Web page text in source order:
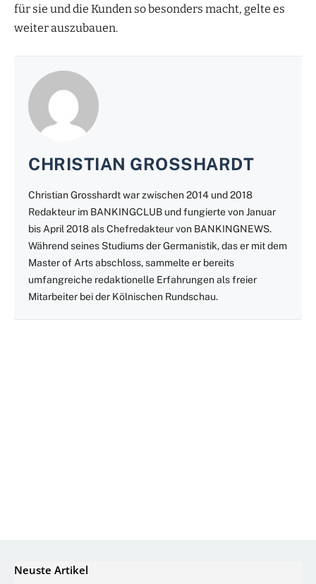
für sie und die Kunden so besonders macht, gelte es
weiter auszubauen.
CHRISTIAN GROSSHARDT
Christian Grosshardt war zwischen 2014 und 2018
Redakteur im BANKINGCLUB und fungierte von Januar
bis April 2018 als Chefredakteur von BANKINGNEWS.
Während seines Studiums der Germanistik, das er mit dem
Master of Arts abschloss, sammelte er bereits
umfangreiche redaktionelle Erfahrungen als freier
Mitarbeiter bei der Kölnischen Rundschau.
Neuste Artikel